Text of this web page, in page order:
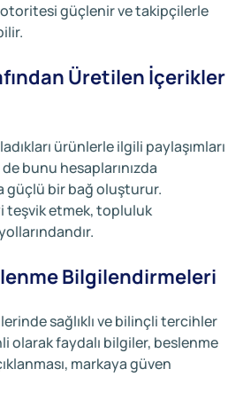
güçlenir ve takipçilerle
Üretilen İçerikler
ürünlerle ilgili paylaşımları
bunu hesaplarınızda
güçlü bir bağ oluşturur.
teşvik etmek, topluluk
Bilgilendirmeleri
sağlıklı ve bilinçli tercihler
olarak faydalı bilgiler, beslenme
markaya güven